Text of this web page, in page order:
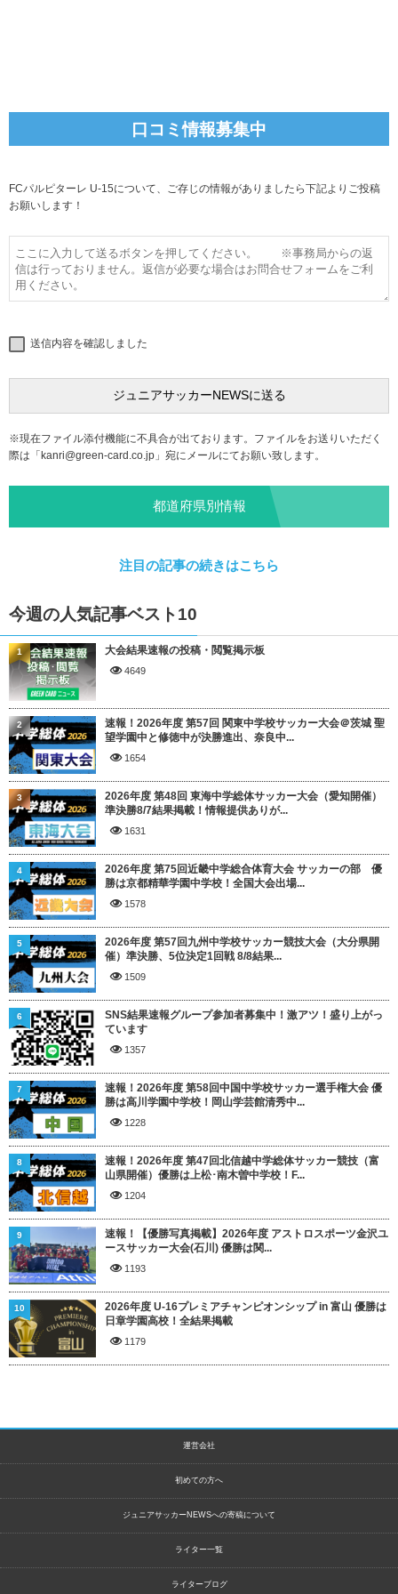
口コミ情報募集中
FCパルピターレ U-15について、ご存じの情報がありましたら下記よりご投稿
お願いします！
送信内容を確認しました
※現在ファイル添付機能に不具合が出ております。ファイルをお送りいただく
際は「kanri@green-card.co.jp 」宛にメールにてお願い致します。
都道府県別情報
注目の記事の続きはこちら
今週の人気記事ベスト10
大会結果速報の投稿・閲覧掲示板
4649
1
速報！2026年度 第57回 関東中学校サッカー大会＠茨城 聖
望学園中と修徳中が決勝進出、奈良中...
1654
2
2026年度 第48回 東海中学総体サッカー大会（愛知開催）
準決勝8/7結果掲載！情報提供ありが...
1631
3
2026年度 第75回近畿中学総合体育大会 サッカーの部 優
勝は京都精華学園中学校！全国大会出場...
1578
4
2026年度 第57回九州中学校サッカー競技大会（大分県開
催）準決勝、5位決定1回戦 8/8結果...
1509
5
SNS結果速報グループ参加者募集中！激アツ！盛り上がっ
ています
1357
6
速報！2026年度 第58回中国中学校サッカー選手権大会 優
勝は高川学園中学校！岡山学芸館清秀中...
1228
7
速報！2026年度 第47回北信越中学総体サッカー競技（富
山県開催）優勝は上松･南木曽中学校！F...
1204
8
速報！【優勝写真掲載】2026年度 アストロスポーツ金沢ユ
ースサッカー大会(石川) 優勝は関...
1193
9
2026年度 U-16プレミアチャンピオンシップ in 富山 優勝は
日章学園高校！全結果掲載
1179
10
運営会社
初めての方へ
ジュニアサッカーNEWSへの寄稿について
ライター一覧
ライターブログ